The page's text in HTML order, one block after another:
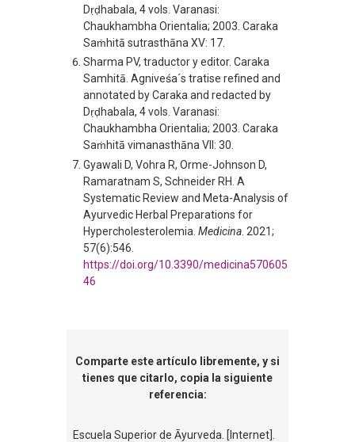
Dṛḍhabala, 4 vols. Varanasi:
Chaukhambha Orientalia; 2003. Caraka
Saṁhitā sutrasthāna XV: 17.
Sharma PV, traductor y editor. Caraka
Samhitā. Agniveśa´s tratise refined and
annotated by Caraka and redacted by
Dṛḍhabala, 4 vols. Varanasi:
Chaukhambha Orientalia; 2003. Caraka
Saṁhitā vimanasthāna VII: 30.
Gyawali D, Vohra R, Orme-Johnson D,
Ramaratnam S, Schneider RH. A
Systematic Review and Meta-Analysis of
Ayurvedic Herbal Preparations for
Hypercholesterolemia. Medicina . 2021;
57(6):546.
https://doi.org/10.3390/medicina570605
46
Comparte este artículo libremente, y si
tienes que citarlo, copia la siguiente
referencia:
Escuela Superior de Āyurveda. [Internet].